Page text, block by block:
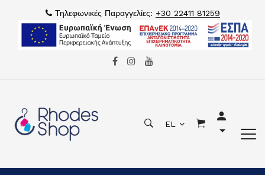
Τηλεφωνικές Παραγγελίες: +30 22411 81259
EL